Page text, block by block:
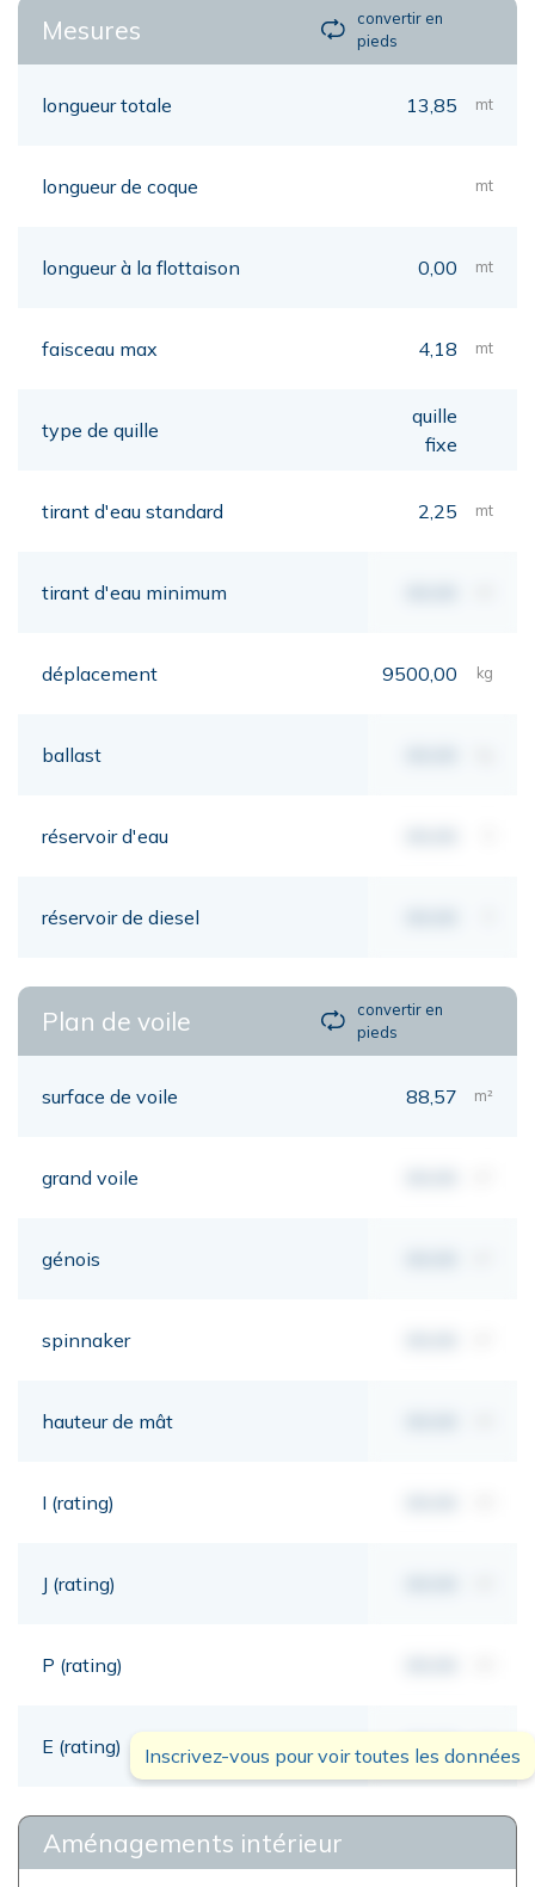
Mesures
convertir en
pieds
longueur totale 13,85 mt
longueur de coque mt
longueur à la flottaison 0,00 mt
faisceau max 4,18 mt
type de quille
quille
fixe
tirant d'eau standard 2,25 mt
tirant d'eau minimum
déplacement 9500,00 kg
ballast
réservoir d'eau
réservoir de diesel
Plan de voile
convertir en
pieds
surface de voile 88,57 m²
grand voile
génois
spinnaker
hauteur de mât
I (rating)
J (rating)
P (rating)
E (rating) 00,00
Inscrivez-vous pour voir toutes les données
Aménagements intérieur